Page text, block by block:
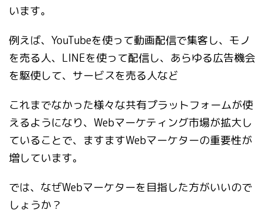
います。
例えば、YouTubeを使って動画配信で集客し、モノ
を売る人、LINEを使って配信し、あらゆる広告機会
を駆使して、サービスを売る人など
これまでなかった様々な共有プラットフォームが使
えるようになり、Webマーケティング市場が拡大し
ていることで、ますますWebマーケターの重要性が
増しています。
では、なぜWebマーケターを目指した方がいいので
しょうか？